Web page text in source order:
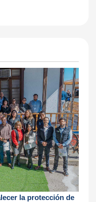
la protección de